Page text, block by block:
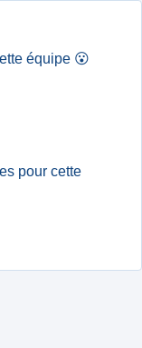
équipe 😮
pour cette